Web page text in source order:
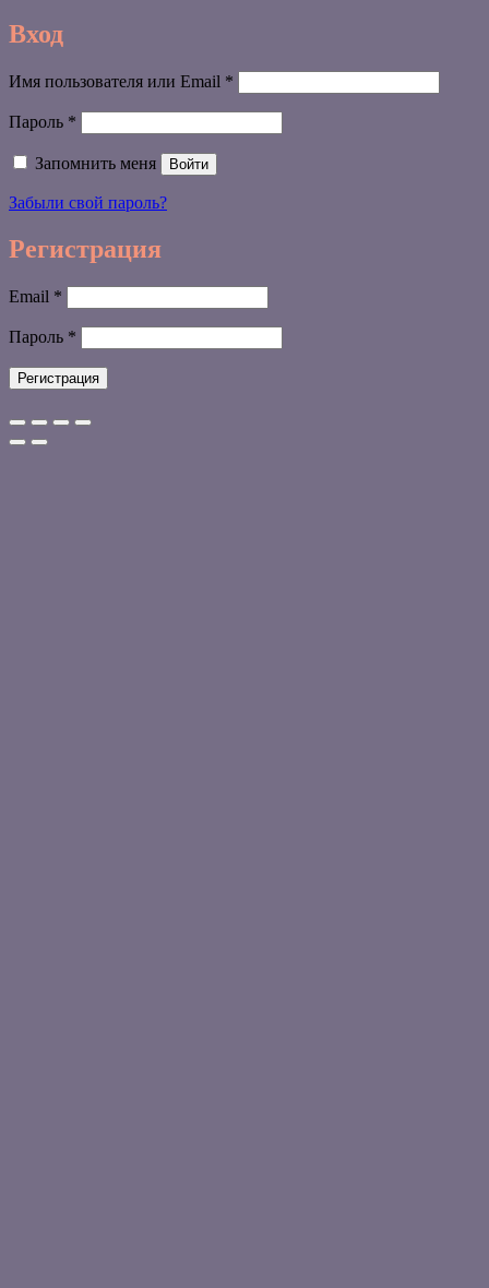
Вход
Имя пользователя или Email *
Пароль *
Запомнить меня Войти
Забыли свой пароль?
Регистрация
Email *
Пароль *
Регистрация